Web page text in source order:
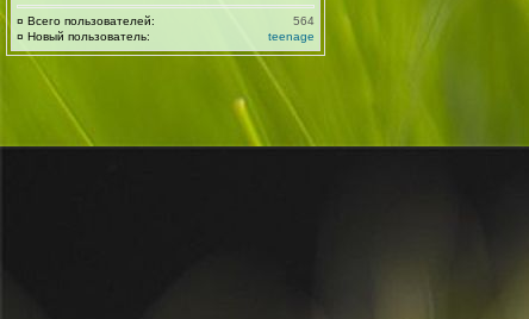
¤ Всего пользователей:
564
¤ Новый пользователь: teenage